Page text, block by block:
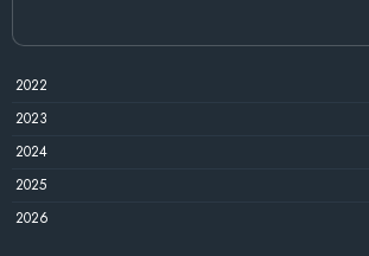
2022
2023
2024
2025
2026